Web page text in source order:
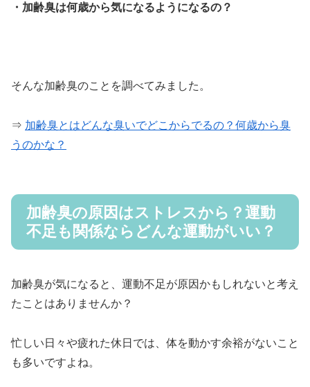
・加齢臭は何歳から気になるようになるの？
そんな加齢臭のことを調べてみました。
⇒ 加齢臭とはどんな臭いでどこからでるの？何歳から臭
うのかな？
加齢臭の原因はストレスから？運動
不足も関係ならどんな運動がいい？
加齢臭が気になると、運動不足が原因かもしれないと考え
たことはありませんか？
忙しい日々や疲れた休日では、体を動かす余裕がないこと
も多いですよね。